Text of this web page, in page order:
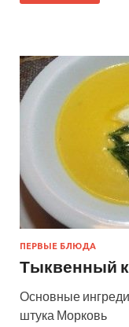
ПЕРВЫЕ БЛЮДА
Тыквенный
Основные
штука Морковь